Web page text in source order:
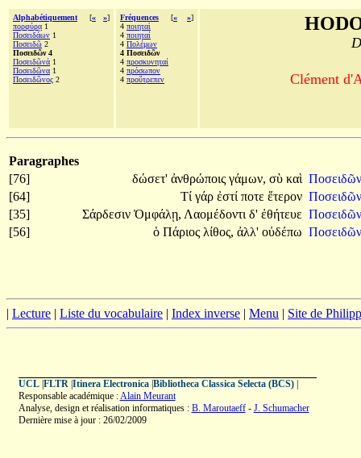
Alphabétiquement [« »]
πορφύρᾳ 1
Ποσειδάων 1
Ποσειδῶ 2
Ποσειδῶν 4
Ποσειδῶνά 1
Ποσειδῶνα 1
Ποσειδῶνος 2
Fréquences [« »]
4 ποιηταὶ
4 ποιηταί
4 Πολέμων
4 Ποσειδῶν
4 προσκυνηταί
4 πρόσωπον
4 προὔτρεπεν Clément
Paragraphes
[76]
δώσετ' ἀνθρώποις γάμων, σὺ καὶ
[64]
Τί γάρ ἐστί ποτε ἕτερον
[35]
Σάρδεσιν Ὀμφάλῃ, Λαομέδοντι δ' ἐθήτευε
[56]
ὁ Πάριος λίθος, ἀλλ' οὐδέπω
| Lecture | Liste du vocabulaire | Index inverse | Menu | Site de
UCL| FLTR| Itinera Electronica| Bibliotheca Classica Selecta (BCS)|
Responsable académique :Alain Meurant
Analyse, design et réalisation informatiques : B. Maroutaeff- J. Schumacher
Dernière mise à jour : 26/02/2009